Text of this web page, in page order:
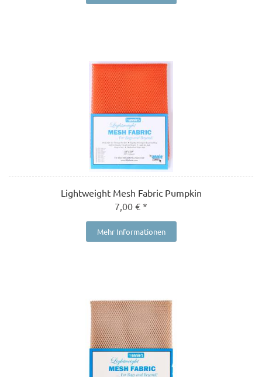
Lightweight Mesh Fabric Pumpkin
7,00 € *
Mehr Informationen